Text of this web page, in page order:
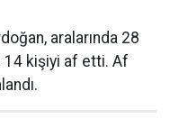
aralarında 28
14 kişiyi af etti. Af